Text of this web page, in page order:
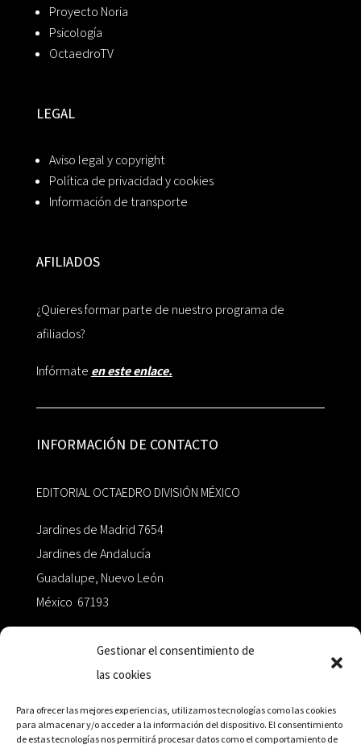
Gestionar el consentimiento de
las cookies
Para ofrecer las mejores experiencias, utilizamos tecnologías como las cookies
para almacenar y/o acceder a la información del dispositivo. El consentimiento
de estas tecnologías nos permitirá procesar datos como el comportamiento de
Proyecto Noria
Psicología
OctaedroTV
LEGAL
Aviso legal y copyright
Política de privacidad y cookies
Información de transporte
AFILIADOS
¿Quieres formar parte de nuestro programa de
afiliados?
Infórmate en este enlace.
INFORMACIÓN DE CONTACTO
EDITORIAL OCTAEDRO DIVISIÓN MÉXICO
Jardines de Madrid 7654
Jardines de Andalucía
Guadalupe, Nuevo León
México 67193
+52 811.499.5638
RED DE DISTRIBUCIÓN